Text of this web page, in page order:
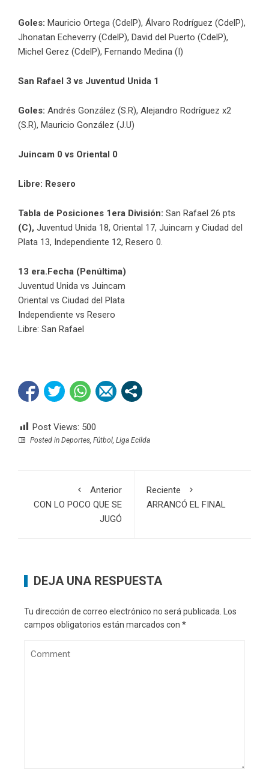
Goles: Mauricio Ortega (CdelP), Álvaro Rodríguez (CdelP),
Jhonatan Echeverry (CdelP), David del Puerto (CdelP),
Michel Gerez (CdelP), Fernando Medina (I)
San Rafael 3 vs Juventud Unida 1
Goles: Andrés González (S.R), Alejandro Rodríguez x2
(S.R), Mauricio González (J.U)
Juincam 0 vs Oriental 0
Libre: Resero
Tabla de Posiciones 1era División: San Rafael 26 pts
(C), Juventud Unida 18, Oriental 17, Juincam y Ciudad del
Plata 13, Independiente 12, Resero 0.
13 era.Fecha (Penúltima)
Juventud Unida vs Juincam
Oriental vs Ciudad del Plata
Independiente vs Resero
Libre: San Rafael
Post Views: 500
Posted in Deportes, Fútbol, Liga Ecilda
Anterior
CON LO POCO QUE SE
JUGÓ
Reciente
ARRANCÓ EL FINAL
DEJA UNA RESPUESTA
Tu dirección de correo electrónico no será publicada. Los
campos obligatorios están marcados con *